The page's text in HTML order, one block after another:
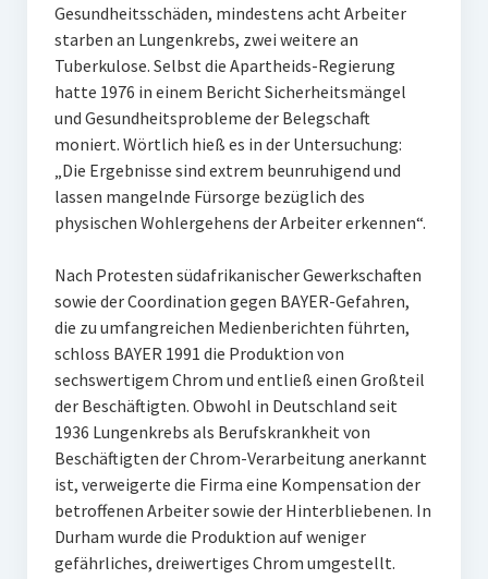
Gesundheitsschäden, mindestens acht Arbeiter
starben an Lungenkrebs, zwei weitere an
Tuberkulose. Selbst die Apartheids-Regierung
hatte 1976 in einem Bericht Sicherheitsmängel
und Gesundheitsprobleme der Belegschaft
moniert. Wörtlich hieß es in der Untersuchung:
„Die Ergebnisse sind extrem beunruhigend und
lassen mangelnde Fürsorge bezüglich des
physischen Wohlergehens der Arbeiter erkennen“.
Nach Protesten südafrikanischer Gewerkschaften
sowie der Coordination gegen BAYER-Gefahren,
die zu umfangreichen Medienberichten führten,
schloss BAYER 1991 die Produktion von
sechswertigem Chrom und entließ einen Großteil
der Beschäftigten. Obwohl in Deutschland seit
1936 Lungenkrebs als Berufskrankheit von
Beschäftigten der Chrom-Verarbeitung anerkannt
ist, verweigerte die Firma eine Kompensation der
betroffenen Arbeiter sowie der Hinterbliebenen. In
Durham wurde die Produktion auf weniger
gefährliches, dreiwertiges Chrom umgestellt.